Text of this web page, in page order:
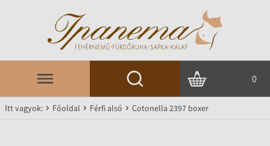
0
Itt vagyok: Főoldal Férfi alsó Cotonella 2397 boxer